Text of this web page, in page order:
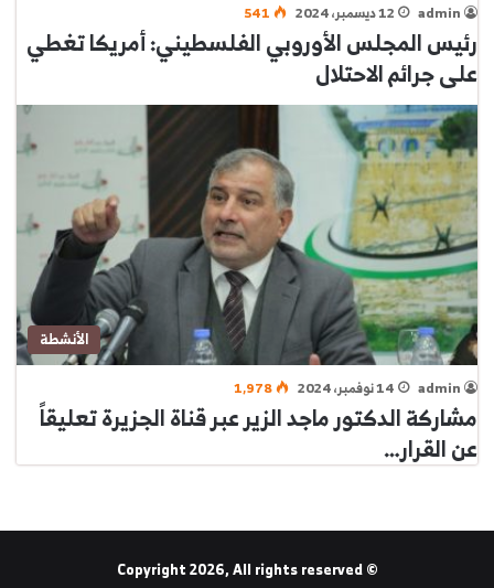
admin 12 ديسمبر، 2024 541
رئيس المجلس الأوروبي الفلسطيني: أمريكا تغطي
على جرائم الاحتلال
الأنشطة
admin 14 نوفمبر، 2024 1٬978
مشاركة الدكتور ماجد الزير عبر قناة الجزيرة تعليقاً
عن القرار…
© Copyright 2026, All rights reserved